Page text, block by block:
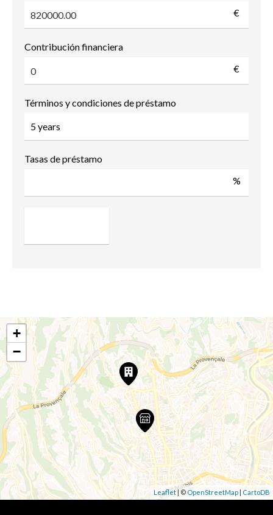
€
Contribución financiera
€
Términos y condiciones de préstamo
Tasas de préstamo
%
+
−
Leaflet | © OpenStreetMap| CartoDB